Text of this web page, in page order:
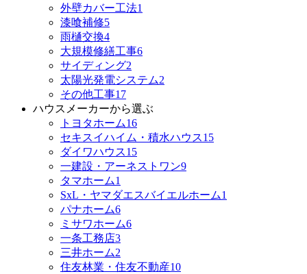
外壁カバー工法1
漆喰補修5
雨樋交換4
大規模修繕工事6
サイディング2
太陽光発電システム2
その他工事17
ハウスメーカーから選ぶ
トヨタホーム16
セキスイハイム・積水ハウス15
ダイワハウス15
一建設・アーネストワン9
タマホーム1
SxL・ヤマダエスバイエルホーム1
パナホーム6
ミサワホーム6
一条工務店3
三井ホーム2
住友林業・住友不動産10